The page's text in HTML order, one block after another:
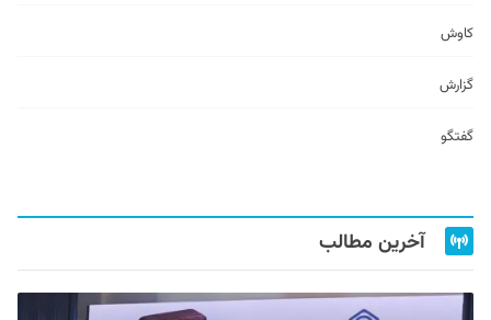
کاوش
گزارش
گفتگو
آخرین مطالب